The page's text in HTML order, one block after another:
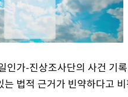
Mute
인가-진상조사단의 사건 기
법적 근거가 빈약하다고